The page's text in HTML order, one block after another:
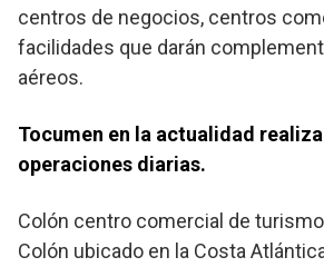
centros de negocios, centros
facilidades que darán
aéreos.
Tocumen en la actualidad
operaciones diarias.
Colón centro comercial de
Colón ubicado en la Costa